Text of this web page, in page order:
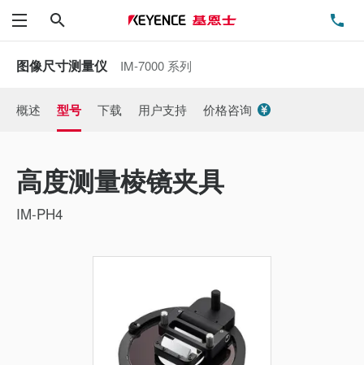
菜单
图像尺寸测量仪 IM-7000 系列
概述 型号 下载 用户支持 价格咨询
高度测量棱镜夹具
IM-PH4